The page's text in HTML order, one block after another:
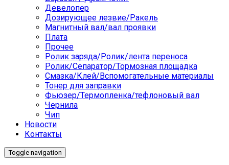
Девелопер
Дозирующее лезвие/Ракель
Магнитный вал/вал проявки
Плата
Прочее
Ролик заряда/Ролик/лента переноса
Ролик/Сепаратор/Тормозная площадка
Смазка/Клей/Вспомогательные материалы
Тонер для заправки
Фьюзер/Термопленка/тефлоновый вал
Чернила
Чип
Новости
Контакты
Toggle navigation